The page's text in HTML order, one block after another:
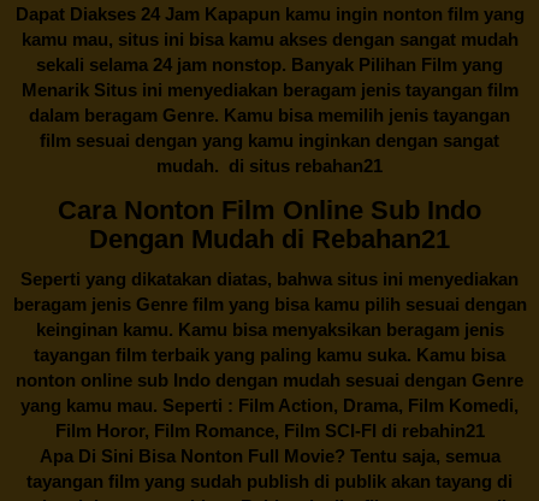
Dapat Diakses 24 Jam Kapapun kamu ingin nonton film yang
kamu mau, situs ini bisa kamu akses dengan sangat mudah
sekali selama 24 jam nonstop. Banyak Pilihan Film yang
Menarik Situs ini menyediakan beragam jenis tayangan film
dalam beragam Genre. Kamu bisa memilih jenis tayangan
film sesuai dengan yang kamu inginkan dengan sangat
mudah. di situs rebahan21
Cara Nonton Film Online Sub Indo
Dengan Mudah di Rebahan21
Seperti yang dikatakan diatas, bahwa situs ini menyediakan
beragam jenis Genre film yang bisa kamu pilih sesuai dengan
keinginan kamu. Kamu bisa menyaksikan beragam jenis
tayangan film terbaik yang paling kamu suka. Kamu bisa
nonton online sub Indo dengan mudah sesuai dengan Genre
yang kamu mau. Seperti : Film Action, Drama, Film Komedi,
Film Horor, Film Romance, Film SCI-FI di rebahin21
Apa Di Sini Bisa Nonton Full Movie? Tentu saja, semua
tayangan film yang sudah publish di publik akan tayang di